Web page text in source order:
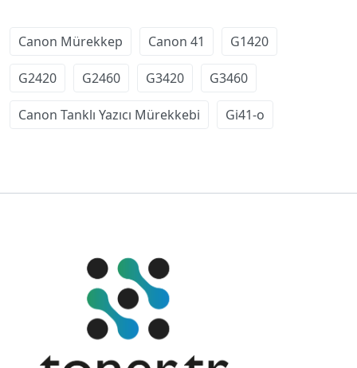
Canon Mürekkep Canon 41 G1420
G2420 G2460 G3420 G3460
Canon Tanklı Yazıcı Mürekkebi Gi41-o